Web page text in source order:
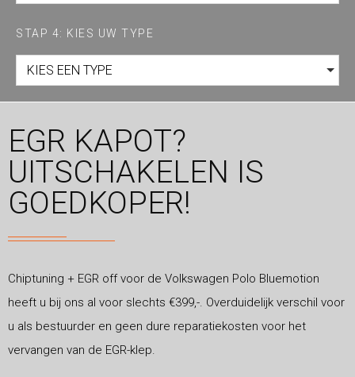
STAP 4: KIES UW TYPE
KIES EEN TYPE
EGR KAPOT?
UITSCHAKELEN IS
GOEDKOPER!
Chiptuning + EGR off voor de Volkswagen Polo Bluemotion
heeft u bij ons al voor slechts €399,-. Overduidelijk verschil voor
u als bestuurder en geen dure reparatiekosten voor het
vervangen van de EGR-klep.